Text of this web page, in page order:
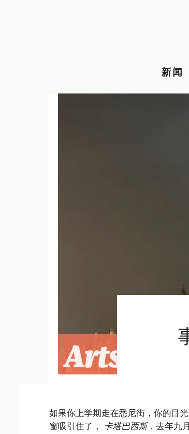
新闻
如果你上学期走在悉尼街，你的目
窗吸引住了， 卡塔巴西斯，去年九